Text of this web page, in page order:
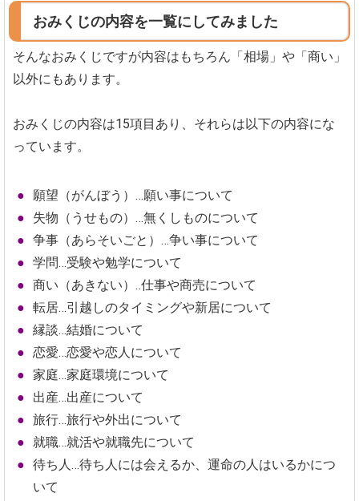
おみくじの内容を一覧にしてみました
そんなおみくじですが内容はもちろん「相場」や「商い」
以外にもあります。
おみくじの内容は15項目あり、それらは以下の内容にな
っています。
願望（がんぼう）…願い事について
失物（うせもの）…無くしものについて
争事（あらそいごと）…争い事について
学問…受験や勉学について
商い（あきない）‥仕事や商売について
転居…引越しのタイミングや新居について
縁談…結婚について
恋愛…恋愛や恋人について
家庭…家庭環境について
出産…出産について
旅行…旅行や外出について
就職…就活や就職先について
待ち人…待ち人には会えるか、運命の人はいるかにつ
いて